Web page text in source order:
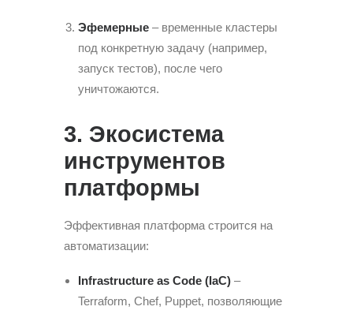
Эфемерные – временные кластеры
под конкретную задачу (например,
запуск тестов), после чего
уничтожаются.
3. Экосистема
инструментов
платформы
Эффективная платформа строится на
автоматизации:
Infrastructure as Code (IaC) –
Terraform, Chef, Puppet, позволяющие